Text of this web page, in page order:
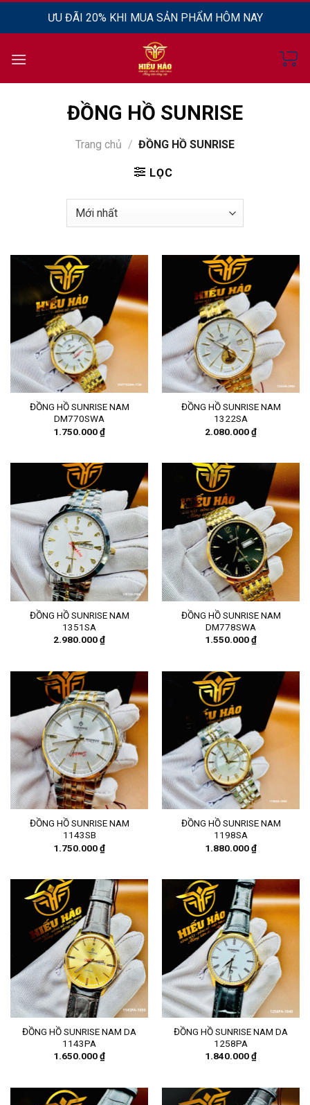
dung
ƯU ĐÃI 20% KHI MUA SẢN PHẨM HÔM NAY
ĐỒNG HỒ SUNRISE
Trang chủ / ĐỒNG HỒ SUNRISE
LỌC
ĐỒNG HỒ SUNRISE NAM
DM770SWA
1.750.000₫
ĐỒNG HỒ SUNRISE NAM
1322SA
2.080.000₫
ĐỒNG HỒ SUNRISE NAM
1351SA
2.980.000₫
ĐỒNG HỒ SUNRISE NAM
DM778SWA
1.550.000₫
ĐỒNG HỒ SUNRISE NAM
1143SB
1.750.000₫
ĐỒNG HỒ SUNRISE NAM
1198SA
1.880.000₫
ĐỒNG HỒ SUNRISE NAM DA
1143PA
1.650.000₫
ĐỒNG HỒ SUNRISE NAM DA
1258PA
1.840.000₫